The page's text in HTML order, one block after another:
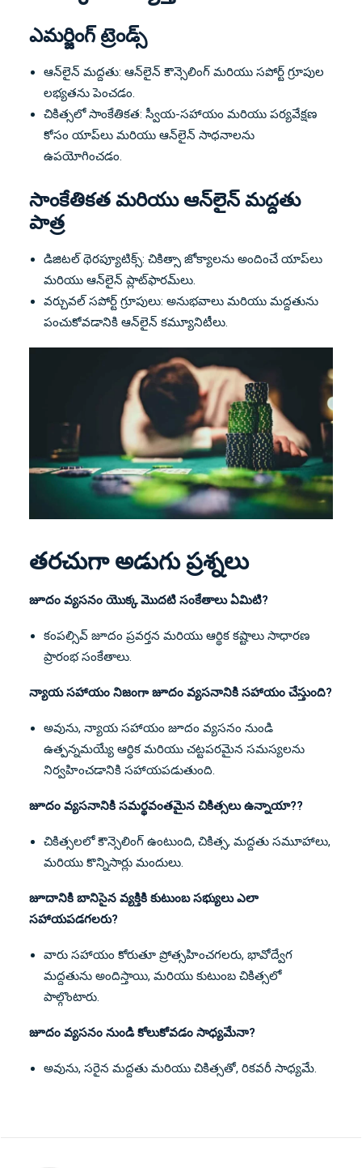
ఎమర్జింగ్ ట్రెండ్స్
ఆన్‌లైన్ మద్దతు: ఆన్‌లైన్ కౌన్సెలింగ్ మరియు సపోర్ట్ గ్రూపుల
లభ్యతను పెంచడం.
చికిత్సలో సాంకేతికత: స్వీయ-సహాయం మరియు పర్యవేక్షణ
కోసం యాప్‌లు మరియు ఆన్‌లైన్ సాధనాలను
ఉపయోగించడం.
సాంకేతికత మరియు ఆన్‌లైన్ మద్దతు
పాత్ర
డిజిటల్ థెరప్యూటిక్స్: చికిత్సా జోక్యాలను అందించే యాప్‌లు
మరియు ఆన్‌లైన్ ప్లాట్‌ఫారమ్‌లు.
వర్చువల్ సపోర్ట్ గ్రూపులు: అనుభవాలు మరియు మద్దతును
పంచుకోవడానికి ఆన్‌లైన్ కమ్యూనిటీలు.
తరచుగా అడుగు ప్రశ్నలు
జూదం వ్యసనం యొక్క మొదటి సంకేతాలు ఏమిటి?
కంపల్సివ్ జూదం ప్రవర్తన మరియు ఆర్థిక కష్టాలు సాధారణ
ప్రారంభ సంకేతాలు.
న్యాయ సహాయం నిజంగా జూదం వ్యసనానికి సహాయం చేస్తుంది?
అవును, న్యాయ సహాయం జూదం వ్యసనం నుండి
ఉత్పన్నమయ్యే ఆర్థిక మరియు చట్టపరమైన సమస్యలను
నిర్వహించడానికి సహాయపడుతుంది.
జూదం వ్యసనానికి సమర్థవంతమైన చికిత్సలు ఉన్నాయా??
చికిత్సలలో కౌన్సెలింగ్ ఉంటుంది, చికిత్స, మద్దతు సమూహాలు,
మరియు కొన్నిసార్లు మందులు.
జూదానికి బానిసైన వ్యక్తికి కుటుంబ సభ్యులు ఎలా
సహాయపడగలరు?
వారు సహాయం కోరుతూ ప్రోత్సహించగలరు, భావోద్వేగ
మద్దతును అందిస్తాయి, మరియు కుటుంబ చికిత్సలో
పాల్గొంటారు.
జూదం వ్యసనం నుండి కోలుకోవడం సాధ్యమేనా?
అవును, సరైన మద్దతు మరియు చికిత్సతో, రికవరీ సాధ్యమే.